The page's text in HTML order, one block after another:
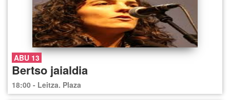
ABU 13
Bertso jaialdia
18:00 - Leitza. Plaza